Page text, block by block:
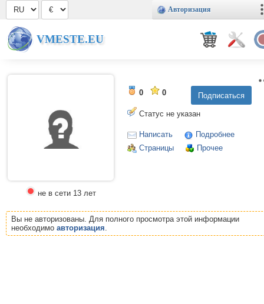
Авторизация
VMESTE.EU
не в сети 13 лет
0 0
Статус не указан
Написать
Подробнее
Страницы
Прочее
Вы не авторизованы. Для полного просмотра этой информации
необходимо авторизация.